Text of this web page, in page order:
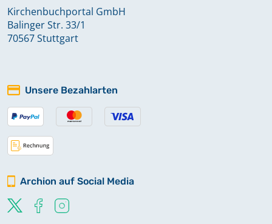
Kirchenbuchportal GmbH
Balinger Str. 33/1
70567 Stuttgart
Unsere Bezahlarten
Archion auf Social Media